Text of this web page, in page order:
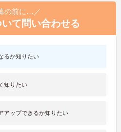
の前に…／
て問い合わせる
るか知りたい
知りたい
アップできるか知りたい